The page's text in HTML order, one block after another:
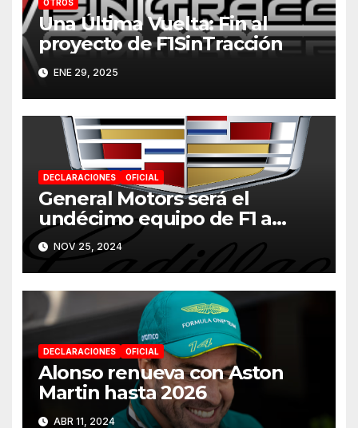
OTROS
Una Última Vuelta: Fin al
proyecto de F1SinTracción
ENE 29, 2025
DECLARACIONES OFICIAL
General Motors será el
undécimo equipo de F1 a
partir de 2026
NOV 25, 2024
DECLARACIONES OFICIAL
Alonso renueva con Aston
Martin hasta 2026
ABR 11, 2024